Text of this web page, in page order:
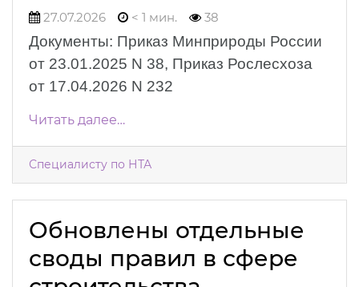
27.07.2026 < 1 мин. 38
Документы: Приказ Минприроды России
от 23.01.2025 N 38, Приказ Рослесхоза
от 17.04.2026 N 232
Читать далее…
Специалисту по НТА
Обновлены отдельные
своды правил в сфере